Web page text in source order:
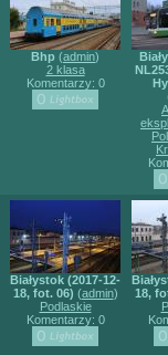
Bhp (admin)
2 klasa
Komentarzy: 0
Białystok (2017-12-
18, fot. 06) (admin)
Podlaskie
Komentarzy: 0
18,